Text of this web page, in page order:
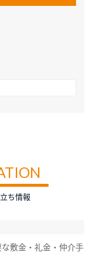
ち情報
敷金・礼金・仲介手